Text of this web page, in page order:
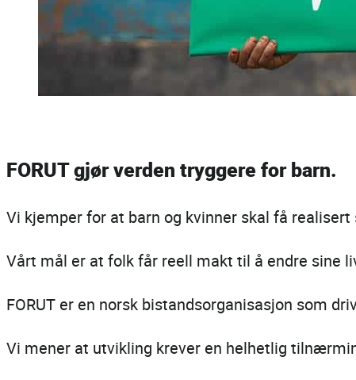
FORUT gjør verden tryggere for barn.
Vi kjemper for at barn og kvinner skal få
Vårt mål er at folk får reell makt til å endre sine
FORUT er en norsk bistandsorganisasjon som
Vi mener at utvikling krever en helhetlig